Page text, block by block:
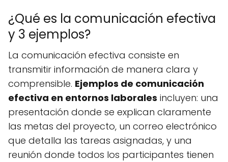
¿Qué es la comunicación efectiva
y 3 ejemplos?
La comunicación efectiva consiste en
transmitir información de manera clara y
comprensible. Ejemplos de comunicación
efectiva en entornos laborales incluyen: una
presentación donde se explican claramente
las metas del proyecto, un correo electrónico
que detalla las tareas asignadas, y una
reunión donde todos los participantes tienen